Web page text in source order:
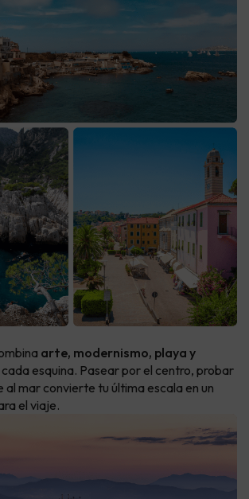
arte, modernismo, playa y
cada esquina. Pasear por el centro, probar
al mar convierte tu última escala en un
el viaje.